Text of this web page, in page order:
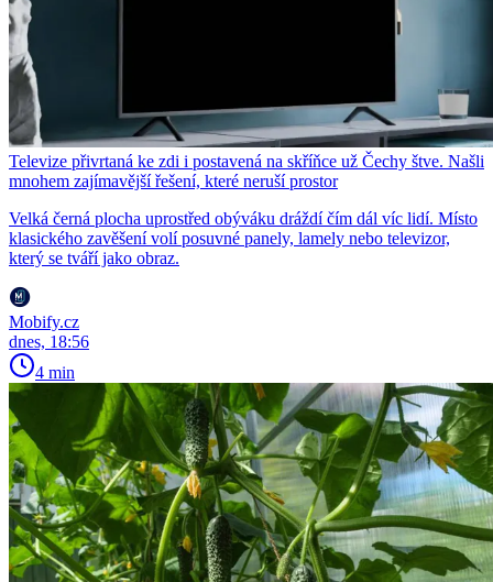
Televize přivrtaná ke zdi i postavená na skříňce už Čechy štve. Našli
mnohem zajímavější řešení, které neruší prostor
Velká černá plocha uprostřed obýváku dráždí čím dál víc lidí. Místo
klasického zavěšení volí posuvné panely, lamely nebo televizor,
který se tváří jako obraz.
Mobify.cz
dnes, 18:56
4 min